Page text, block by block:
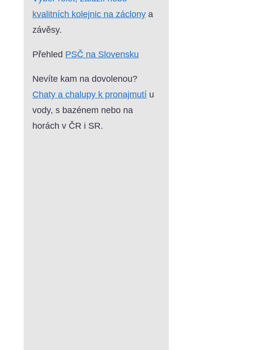
kvalitních kolejnic na záclony a
závěsy.
Přehled PSČ na Slovensku
Nevíte kam na dovolenou?
Chaty a chalupy k pronajmutí u
vody, s bazénem nebo na
horách v ČR i SR.